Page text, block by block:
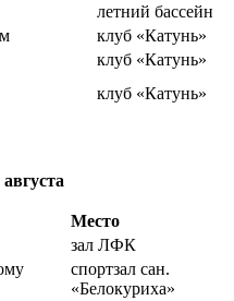
летний бассейн
клуб «Катунь»
клуб «Катунь»
клуб «Катунь»
августа
Место
зал ЛФК
спортзал сан.
«Белокуриха»